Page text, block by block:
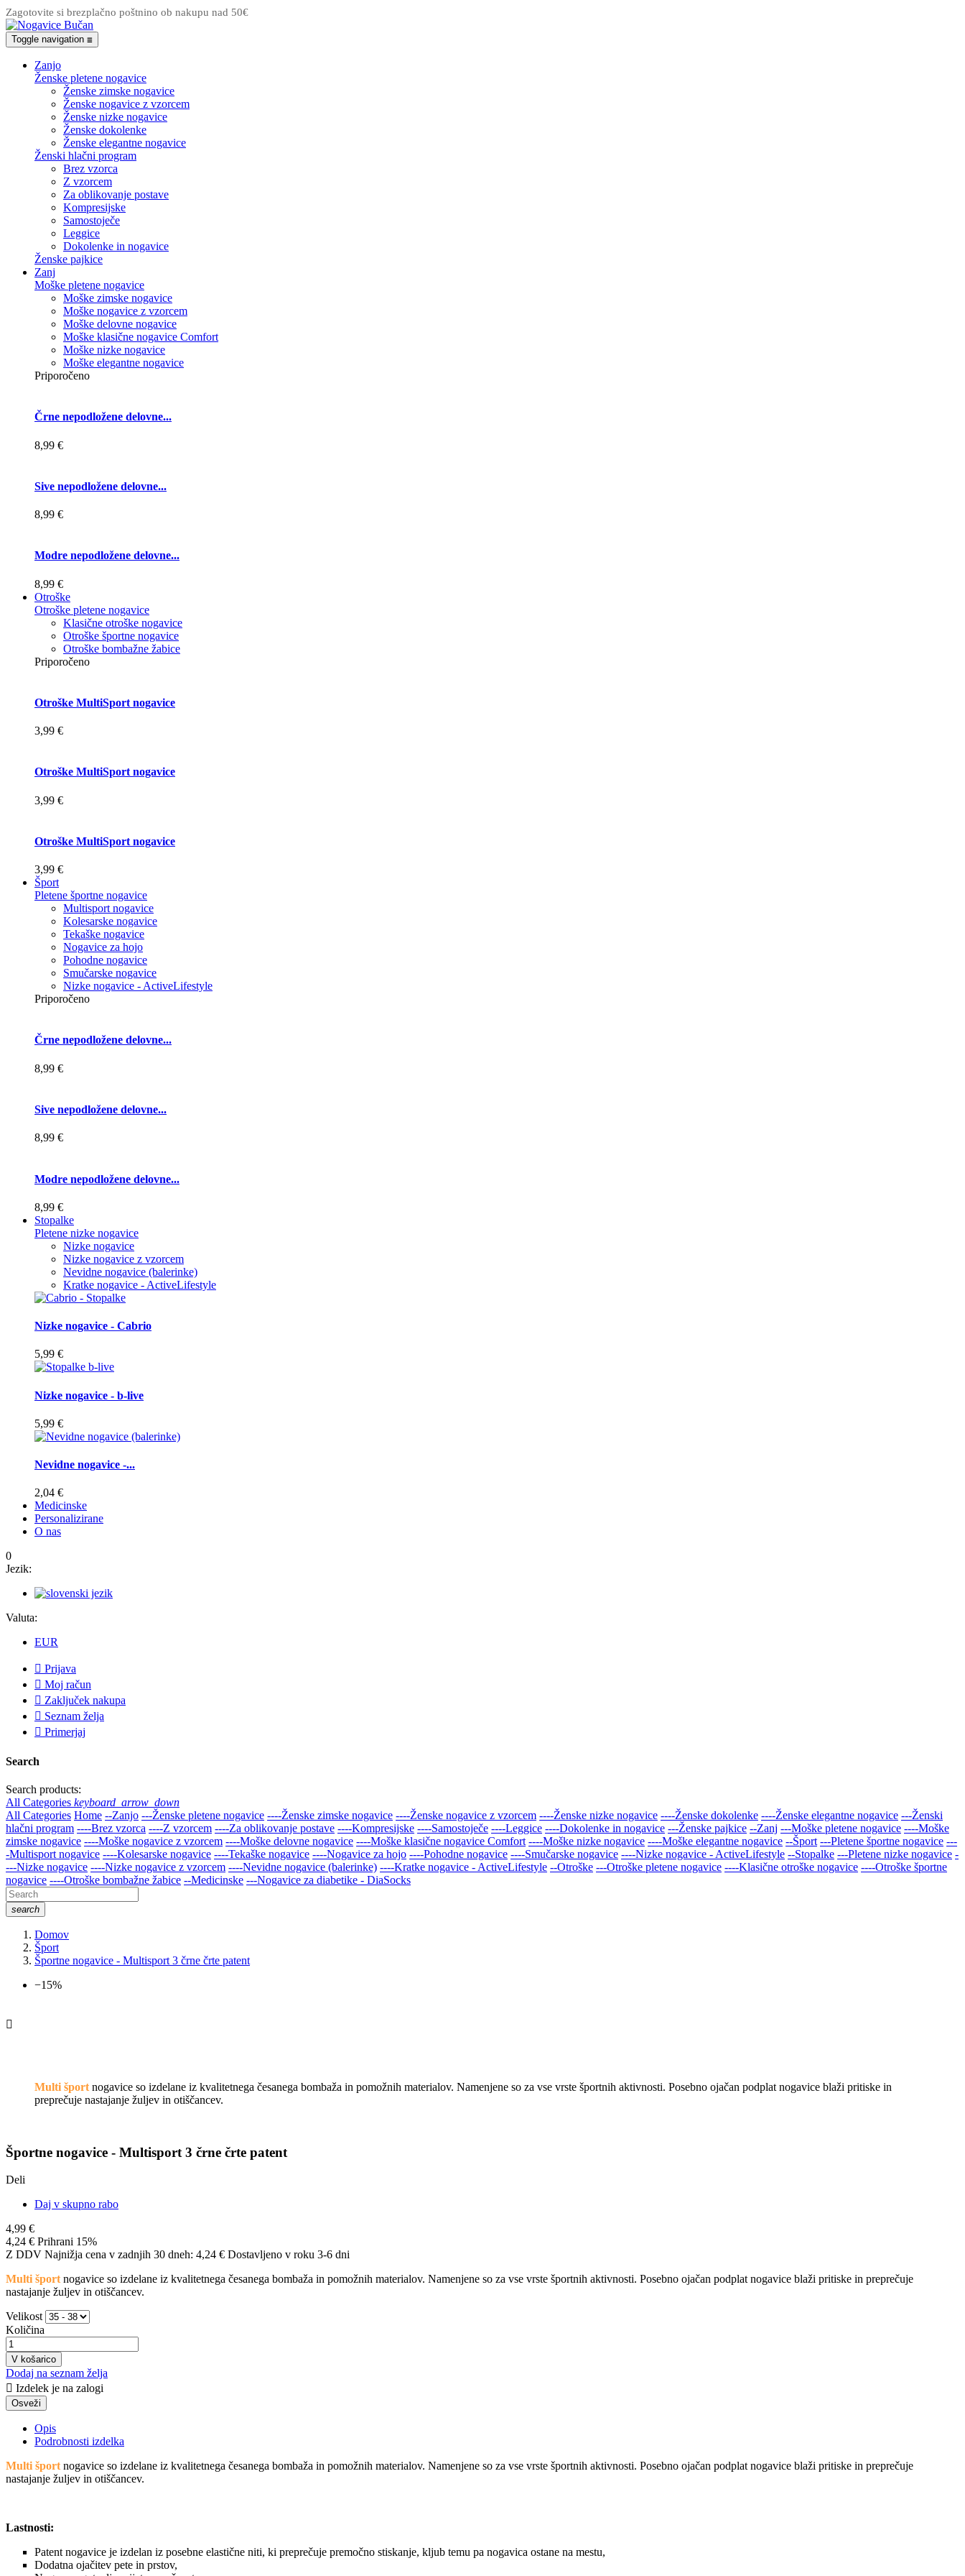
Zagotovite si brezplačno poštnino ob nakupu nad 50€
Toggle navigation ☰
Zanjo
Ženske pletene nogavice
Ženske zimske nogavice
Ženske nogavice z vzorcem
Ženske nizke nogavice
Ženske dokolenke
Ženske elegantne nogavice
Ženski hlačni program
Brez vzorca
Z vzorcem
Za oblikovanje postave
Kompresijske
Samostoječe
Leggice
Dokolenke in nogavice
Ženske pajkice
Zanj
Moške pletene nogavice
Moške zimske nogavice
Moške nogavice z vzorcem
Moške delovne nogavice
Moške klasične nogavice Comfort
Moške nizke nogavice
Moške elegantne nogavice
Priporočeno
Črne nepodložene delovne...
8,99 €
Sive nepodložene delovne...
8,99 €
Modre nepodložene delovne...
8,99 €
Otroške
Otroške pletene nogavice
Klasične otroške nogavice
Otroške športne nogavice
Otroške bombažne žabice
Priporočeno
Otroške MultiSport nogavice
3,99 €
Otroške MultiSport nogavice
3,99 €
Otroške MultiSport nogavice
3,99 €
Šport
Pletene športne nogavice
Multisport nogavice
Kolesarske nogavice
Tekaške nogavice
Nogavice za hojo
Pohodne nogavice
Smučarske nogavice
Nizke nogavice - ActiveLifestyle
Priporočeno
Črne nepodložene delovne...
8,99 €
Sive nepodložene delovne...
8,99 €
Modre nepodložene delovne...
8,99 €
Stopalke
Pletene nizke nogavice
Nizke nogavice
Nizke nogavice z vzorcem
Nevidne nogavice (balerinke)
Kratke nogavice - ActiveLifestyle
Nizke nogavice - Cabrio
5,99 €
Nizke nogavice - b-live
5,99 €
Nevidne nogavice -...
2,04 €
Medicinske
Personalizirane
O nas
0
Jezik:
Valuta:
EUR
 Prijava
 Moj račun
 Zaključek nakupa
 Seznam želja
 Primerjaj
Search
Search products:
All Categories keyboard_arrow_down
All Categories Home --Zanjo ---Ženske pletene nogavice ----Ženske zimske nogavice ----Ženske nogavice z vzorcem ----Ženske nizke nogavice ----Ženske dokolenke ----Ženske elegantne nogavice ---Ženski
hlačni program ----Brez vzorca ----Z vzorcem ----Za oblikovanje postave ----Kompresijske ----Samostoječe ----Leggice ----Dokolenke in nogavice ---Ženske pajkice --Zanj ---Moške pletene nogavice ----Moške
zimske nogavice ----Moške nogavice z vzorcem ----Moške delovne nogavice ----Moške klasične nogavice Comfort ----Moške nizke nogavice ----Moške elegantne nogavice --Šport ---Pletene športne nogavice ---
-Multisport nogavice ----Kolesarske nogavice ----Tekaške nogavice ----Nogavice za hojo ----Pohodne nogavice ----Smučarske nogavice ----Nizke nogavice - ActiveLifestyle --Stopalke ---Pletene nizke nogavice -
---Nizke nogavice ----Nizke nogavice z vzorcem ----Nevidne nogavice (balerinke) ----Kratke nogavice - ActiveLifestyle --Otroške ---Otroške pletene nogavice ----Klasične otroške nogavice ----Otroške športne
nogavice ----Otroške bombažne žabice --Medicinske ---Nogavice za diabetike - DiaSocks
search
Domov
Šport
Športne nogavice - Multisport 3 črne črte patent
−15%

Multi šport nogavice so izdelane iz kvalitetnega česanega bombaža in pomožnih materialov. Namenjene so za vse vrste športnih aktivnosti. Posebno ojačan podplat nogavice blaži pritiske in
preprečuje nastajanje žuljev in otiščancev.
Športne nogavice - Multisport 3 črne črte patent
Deli
Daj v skupno rabo
4,99 €
4,24 € Prihrani 15%
Z DDV Najnižja cena v zadnjih 30 dneh: 4,24 € Dostavljeno v roku 3-6 dni
Multi šport nogavice so izdelane iz kvalitetnega česanega bombaža in pomožnih materialov. Namenjene so za vse vrste športnih aktivnosti. Posebno ojačan podplat nogavice blaži pritiske in preprečuje
nastajanje žuljev in otiščancev.
Velikost
Količina
V košarico
Dodaj na seznam želja
 Izdelek je na zalogi
Opis
Podrobnosti izdelka
Multi šport nogavice so izdelane iz kvalitetnega česanega bombaža in pomožnih materialov. Namenjene so za vse vrste športnih aktivnosti. Posebno ojačan podplat nogavice blaži pritiske in preprečuje
nastajanje žuljev in otiščancev.
Lastnosti:
Patent nogavice je izdelan iz posebne elastične niti, ki preprečuje premočno stiskanje, kljub temu pa nogavica ostane na mestu,
Dodatna ojačitev pete in prstov,